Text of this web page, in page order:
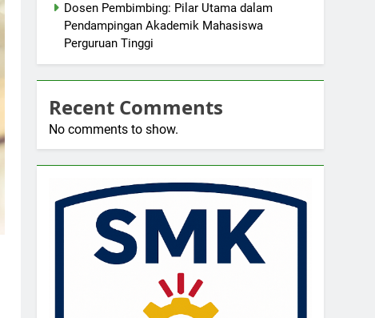
Dosen Pembimbing: Pilar Utama dalam
Pendampingan Akademik Mahasiswa
Perguruan Tinggi
Recent Comments
No comments to show.